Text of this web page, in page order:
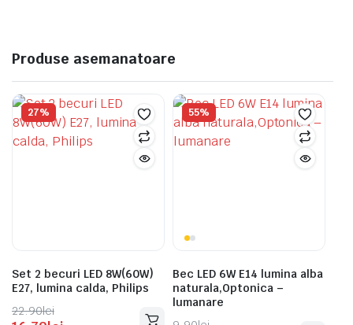
Produse asemanatoare
27%
Set 2 becuri LED 8W(60W)
E27, lumina calda, Philips
22.90lei
Prețul
Prețul
55%
Bec LED 6W E14 lumina alba
naturala,Optonica –
lumanare